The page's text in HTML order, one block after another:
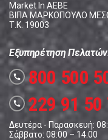
Market In ΑΕΒΕ
ΒΙΠΑ ΜΑΡΚΟΠΟΥΛΟ
Τ.Κ. 19003
Εξυπηρέτηση
call 800 500
call 229 91 50
Δευτέρα - Παρασκευή:
Σάββατο: 08:00 – 14:00